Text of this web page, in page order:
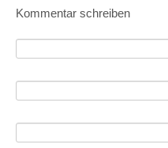
Kommentar schreiben